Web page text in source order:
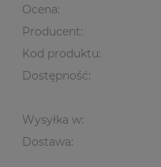
Ocena:
Producent:
Kod produktu:
Dostępność:
Wysyłka w:
Dostawa:
Cena nie zawiera